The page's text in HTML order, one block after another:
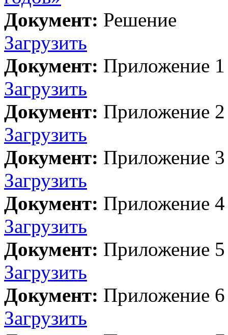
Документ: Решение
Загрузить
Документ: Приложение 1
Загрузить
Документ: Приложение 2
Загрузить
Документ: Приложение 3
Загрузить
Документ: Приложение 4
Загрузить
Документ: Приложение 5
Загрузить
Документ: Приложение 6
Загрузить